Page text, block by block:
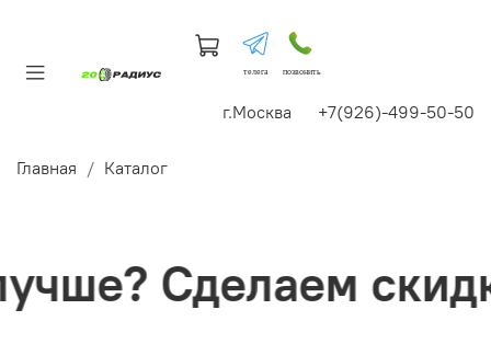
телега позвонить
г.Москва +7(926)-499-50-50
Главная Каталог
Сделаем